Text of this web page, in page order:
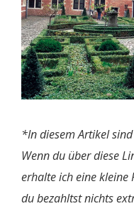
*In diesem Artikel
Wenn du über diese
erhalte ich eine kleine
du bezahltst nichts